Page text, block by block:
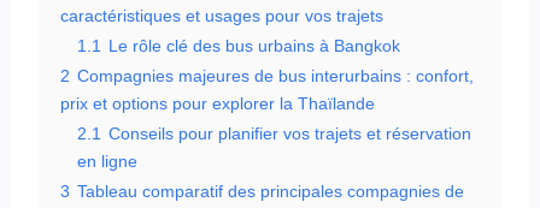
caractéristiques et usages pour vos trajets
1.1
Le rôle clé des bus urbains à Bangkok
2 Compagnies majeures de bus interurbains : confort,
prix et options pour explorer la Thaïlande
2.1 Conseils pour planifier vos trajets et réservation
en ligne
3 Tableau comparatif des principales compagnies de